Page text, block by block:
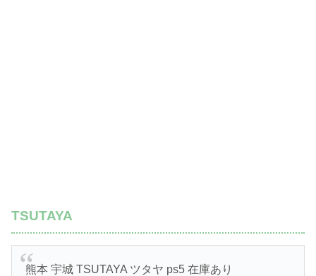
TSUTAYA
熊本 宇城 TSUTAYA ツタヤ ps5 在庫あり